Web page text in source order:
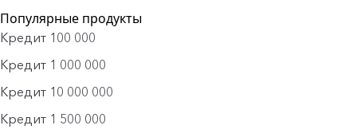
Популярные продукты
Кредит 100 000
Кредит 1 000 000
Кредит 10 000 000
Кредит 1 500 000